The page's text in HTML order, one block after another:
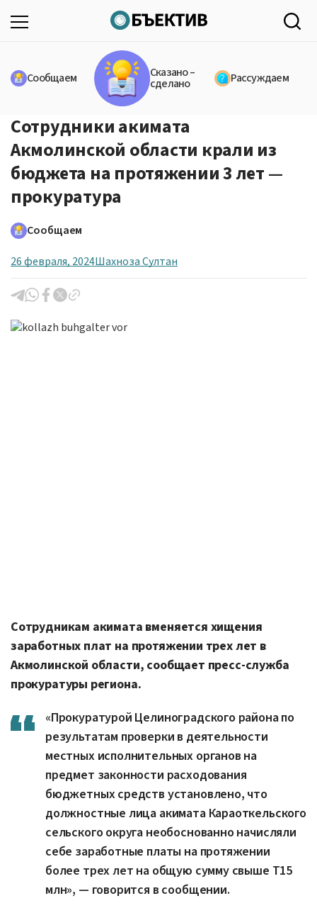
Сообщаем Сказано –
сделано Рассуждаем
Сотрудники акимата
Акмолинской области крали из
бюджета на протяжении 3 лет —
прокуратура
Сообщаем
26 февраля, 2024Шахноза Султан
Сотрудникам акимата вменяется хищения
заработных плат на протяжении трех лет в
Акмолинской области, сообщает пресс-служба
прокуратуры региона.
«Прокуратурой Целиноградского района по
результатам проверки в деятельности
местных исполнительных органов на
предмет законности расходования
бюджетных средств установлено, что
должностные лица акимата Караоткельского
сельского округа необоснованно начисляли
себе заработные платы на протяжении
более трех лет на общую сумму свыше Т15
млн», — говорится в сообщении.